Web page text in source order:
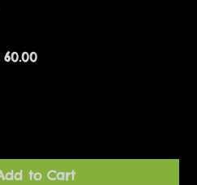
60.00Sale
to Cart